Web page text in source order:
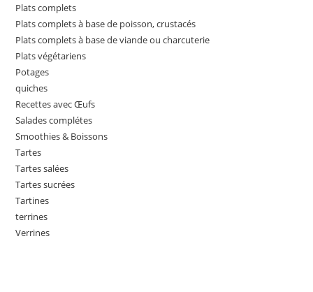
Plats complets
Plats complets à base de poisson, crustacés
Plats complets à base de viande ou charcuterie
Plats végétariens
Potages
quiches
Recettes avec Œufs
Salades complétes
Smoothies & Boissons
Tartes
Tartes salées
Tartes sucrées
Tartines
terrines
Verrines